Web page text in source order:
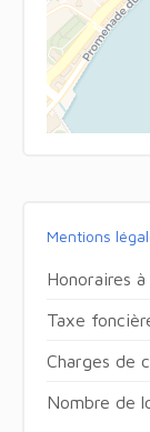
Mentions
Honoraires
Taxe
Charges de
Nombre de